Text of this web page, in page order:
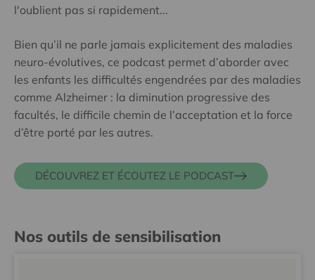
l'oublient pas si rapidement...
Bien qu’il ne parle jamais explicitement des maladies
neuro-évolutives, ce podcast permet d’aborder avec
les enfants les difficultés engendrées par des maladies
comme Alzheimer : la diminution progressive des
facultés, le difficile chemin de l’acceptation et la force
d’être porté par les autres.
DÉCOUVREZ ET ÉCOUTEZ LE PODCAST
Nos outils de sensibilisation